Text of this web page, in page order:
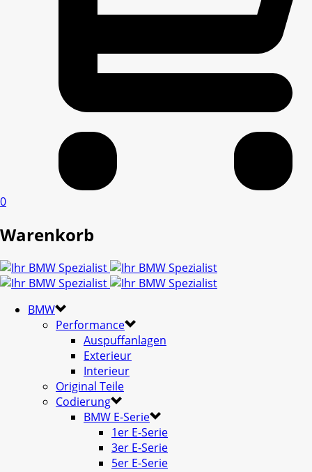
0
Warenkorb
BMW
Performance
Auspuffanlagen
Exterieur
Interieur
Original Teile
Codierung
BMW E-Serie
1er E-Serie
3er E-Serie
5er E-Serie